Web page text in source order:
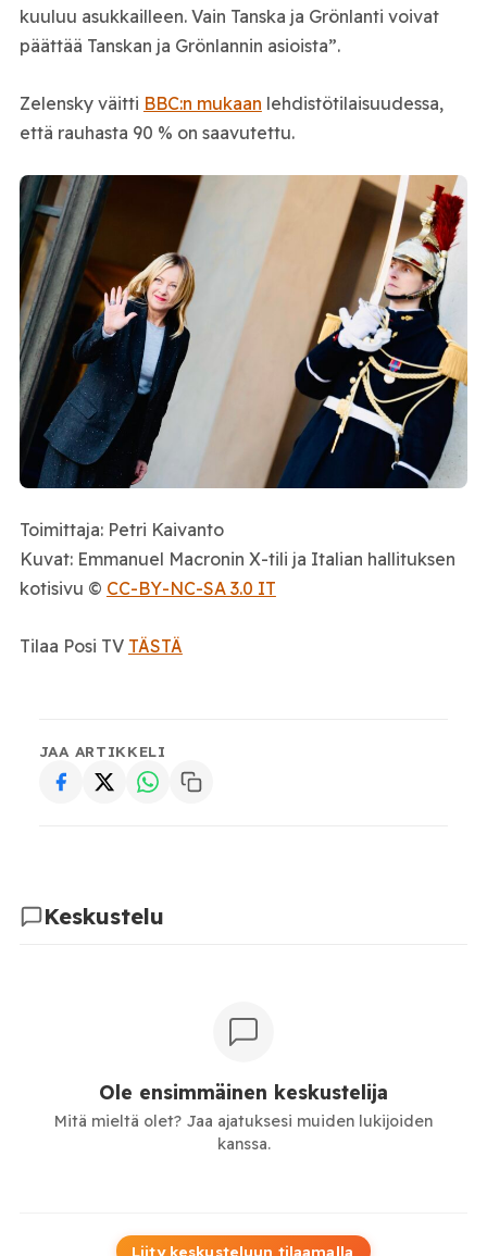
kuuluu asukkailleen. Vain Tanska ja Grönlanti voivat
päättää Tanskan ja Grönlannin asioista”.
Zelensky väitti BBC:n mukaan lehdistötilaisuudessa,
että rauhasta 90 % on saavutettu.
Toimittaja: Petri Kaivanto
Kuvat: Emmanuel Macronin X-tili ja Italian hallituksen
kotisivu © CC-BY-NC-SA 3.0 IT
Tilaa Posi TV TÄSTÄ
JAA ARTIKKELI
Keskustelu
Ole ensimmäinen keskustelija
Mitä mieltä olet? Jaa ajatuksesi muiden lukijoiden
kanssa.
Liity keskusteluun tilaamalla